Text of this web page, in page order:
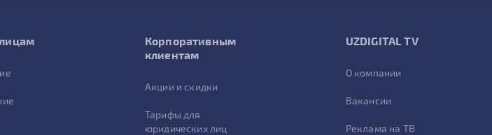
Корпоративным
клиентам
Акции и скидки
Тарифы для
юридических лиц
UZDIGITAL TV
О компании
Вакансии
Реклама на ТВ